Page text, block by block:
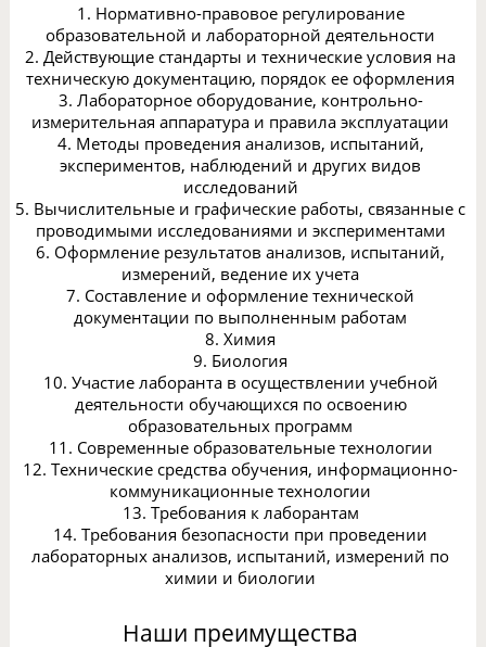
1. Нормативно-правовое регулирование
образовательной и лабораторной деятельности
2. Действующие стандарты и технические условия на
техническую документацию, порядок ее оформления
3. Лабораторное оборудование, контрольно-
измерительная аппаратура и правила эксплуатации
4. Методы проведения анализов, испытаний,
экспериментов, наблюдений и других видов
исследований
5. Вычислительные и графические работы, связанные с
проводимыми исследованиями и экспериментами
6. Оформление результатов анализов, испытаний,
измерений, ведение их учета
7. Составление и оформление технической
документации по выполненным работам
8. Химия
9. Биология
10. Участие лаборанта в осуществлении учебной
деятельности обучающихся по освоению
образовательных программ
11. Современные образовательные технологии
12. Технические средства обучения, информационно-
коммуникационные технологии
13. Требования к лаборантам
14. Требования безопасности при проведении
лабораторных анализов, испытаний, измерений по
химии и биологии
Наши преимущества